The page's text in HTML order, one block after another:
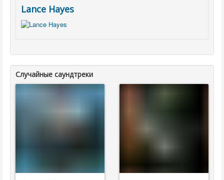
Lance Hayes
Случайные саундтреки